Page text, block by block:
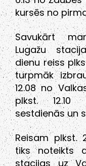
kursēs no
Savukārt
Lugažu
dienu reiss
turpmāk
12.08 no
plkst. 12.10
sestdienās un
Reisam plkst.
tiks noteikts
stacijas uz